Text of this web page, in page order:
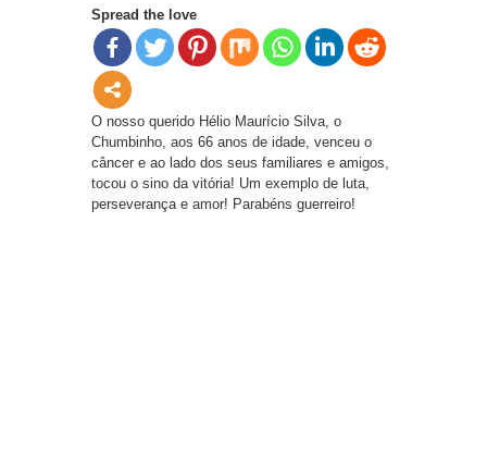
Spread the love
O nosso querido Hélio Maurício Silva, o
Chumbinho, aos 66 anos de idade, venceu o
câncer e ao lado dos seus familiares e amigos,
tocou o sino da vitória! Um exemplo de luta,
perseverança e amor! Parabéns guerreiro!